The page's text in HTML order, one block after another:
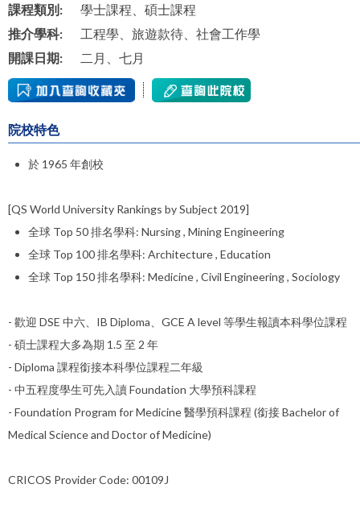
課程類別:
學士課程、碩士課程
推介學科:
工程學、旅遊款待、社會工作學
開課日期:
二月、七月
院校特色
於 1965 年創校
[QS World University Rankings by Subject 2019]
全球 Top 50 排名學科: Nursing , Mining Engineering
全球 Top 100 排名學科: Architecture , Education
全球 Top 150 排名學科: Medicine , Civil Engineering , Sociology
- 歡迎 DSE 中六、IB Diploma、GCE A level 等學生報讀本科學位課程
- 碩士課程大多為期 1.5 至 2 年
- Diploma 課程銜接本科學位課程二年級
- 中五程度學生可先入讀 Foundation 大學預科課程
- Foundation Program for Medicine 醫學預科課程 (銜接 Bachelor of
Medical Science and Doctor of Medicine)
CRICOS Provider Code: 00109J